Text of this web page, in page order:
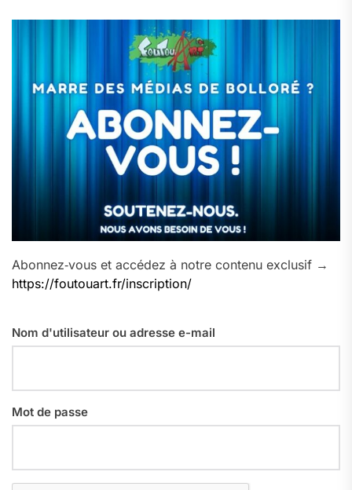
Abonnez‑vous et accédez à notre contenu exclusif →
https://foutouart.fr/inscription/
Nom d'utilisateur ou adresse e-mail
Mot de passe